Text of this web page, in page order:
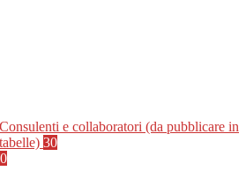
Consulenti e collaboratori (da pubblicare in
tabelle) 30